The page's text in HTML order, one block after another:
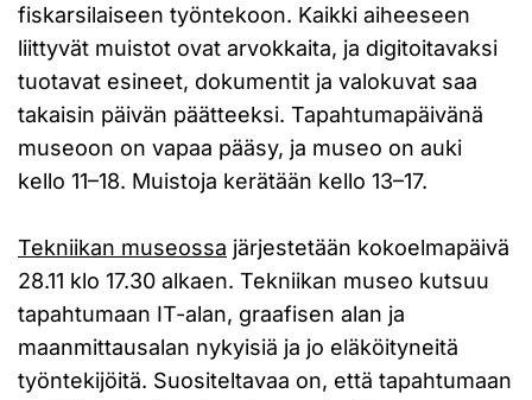
fiskarsilaiseen työntekoon. Kaikki aiheeseen
liittyvät muistot ovat arvokkaita, ja digitoitavaksi
tuotavat esineet, dokumentit ja valokuvat saa
takaisin päivän päätteeksi. Tapahtumapäivänä
museoon on vapaa pääsy, ja museo on auki
kello 11–18. Muistoja kerätään kello 13–17.
Tekniikan museossa järjestetään kokoelmapäivä
28.11 klo 17.30 alkaen. Tekniikan museo kutsuu
tapahtumaan IT-alan, graafisen alan ja
maanmittausalan nykyisiä ja jo eläköityneitä
työntekijöitä. Suositeltavaa on, että tapahtumaan